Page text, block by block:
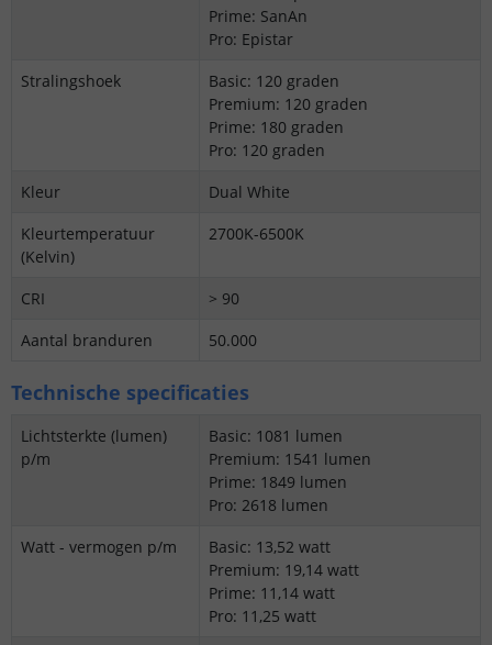
Prime: SanAn
Pro: Epistar
Stralingshoek
Basic: 120 graden
Premium: 120 graden
Prime: 180 graden
Pro: 120 graden
Kleur
Dual White
Kleurtemperatuur
(Kelvin)
2700K-6500K
CRI
> 90
Aantal branduren
50.000
Technische specificaties
Lichtsterkte (lumen)
p/m
Basic: 1081 lumen
Premium: 1541 lumen
Prime: 1849 lumen
Pro: 2618 lumen
Watt - vermogen p/m
Basic: 13,52 watt
Premium: 19,14 watt
Prime: 11,14 watt
Pro: 11,25 watt